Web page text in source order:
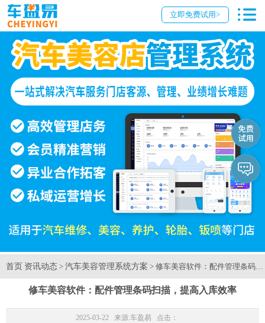
立即免费试用>
首页 资讯动态 > 汽车美容管理系统方案 > 修车美容软件：配件管理条码
修车美容软件：配件管理条码扫描，提高入库效率
2025-03-22 来源:车盈易 点击：